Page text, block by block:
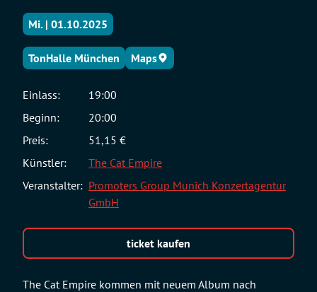
The Cat Empire kommen mit neuem Album nach
Mi. | 01.10.2025
TonHalle München Maps
Einlass:
19:00
Beginn:
20:00
Preis:
51,15 €
Künstler:
The Cat Empire
Veranstalter: Promoters Group Munich Konzertagentur
GmbH
ticket kaufen